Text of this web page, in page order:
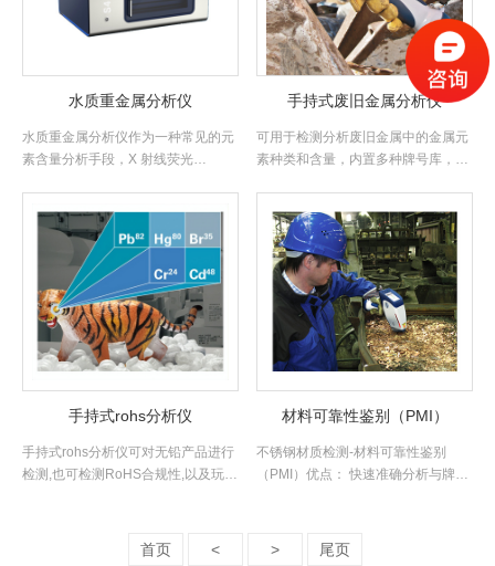
水质重金属分析仪
水质重金属分析仪作为一种常见的元
素含量分析手段，X 射线荧光
手持式废旧金属分析仪
可用于检测分析废旧金属中的金属元
素种类和含量，内置多种牌号库，能
手持式rohs分析仪
手持式rohs分析仪可对无铅产品进行
检测,也可检测RoHS合规性,以及玩具
材料可靠性鉴别（PMI）
不锈钢材质检测-材料可靠性鉴别
（PMI）优点： 快速准确分析与牌号
首页 < > 尾页